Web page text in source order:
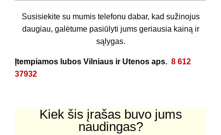
Susisiekite su mumis telefonu dabar, kad sužinojus
daugiau, galėtume pasiūlyti jums geriausia kainą ir
sąlygas.
Įtempiamos lubos Vilniaus ir Utenos aps. 8 612
37932
Kiek šis įrašas buvo jums
naudingas?